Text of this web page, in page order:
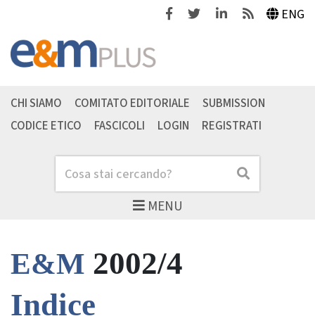
FacebookTwitterLinkedinFeeds ENG
MENU
Cerca Cerca
CHI SIAMO COMITATO EDITORIALE
SUBMISSION
CODICE ETICO
FASCICOLI LOGIN REGISTRATI
E&M 2002/4
Indice